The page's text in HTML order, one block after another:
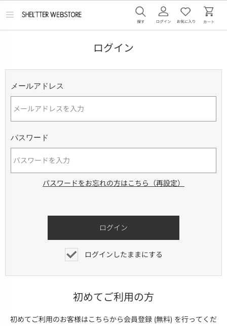
メ
ログイン
メールアドレス
パスワード
パスワードをお忘れの方はこちら（再設定）
ログインしたままにする
初めてご利用の方
初めてご利用のお客様はこちらから会員登録 (無料) を行ってくだ